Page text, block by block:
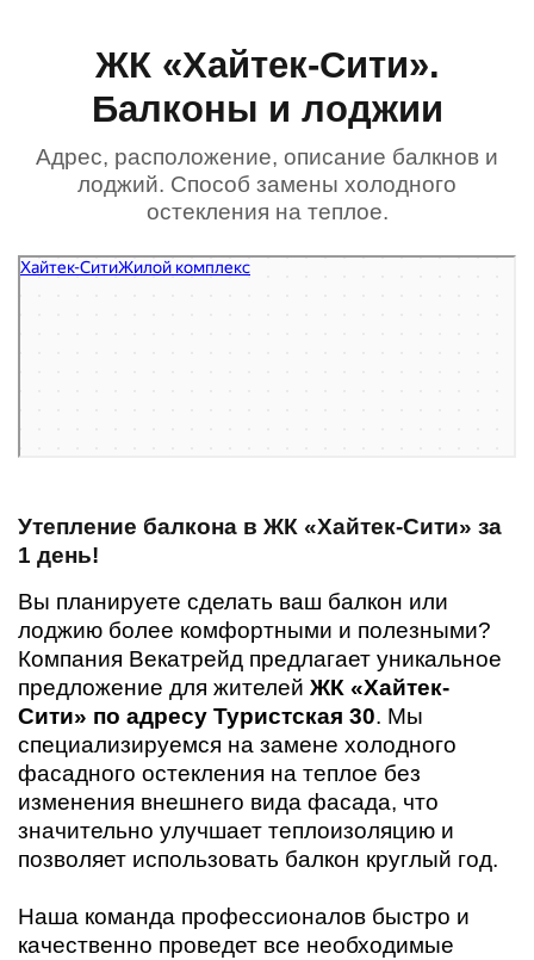
ЖК «Хайтек-Сити».
Балконы и лоджии
Адрес, расположение, описание балкнов и
лоджий. Способ замены холодного
остекления на теплое.
ЖК Хайтек-Сити
Утепление балкона в ЖК «Хайтек-Сити» за
1 день!
Вы планируете сделать ваш балкон или
лоджию более комфортными и полезными?
Компания Векатрейд предлагает уникальное
предложение для жителей ЖК «Хайтек-
Сити» по адресу Туристская 30. Мы
специализируемся на замене холодного
фасадного остекления на теплое без
изменения внешнего вида фасада, что
значительно улучшает теплоизоляцию и
позволяет использовать балкон круглый год.
Наша команда профессионалов быстро и
качественно проведет все необходимые